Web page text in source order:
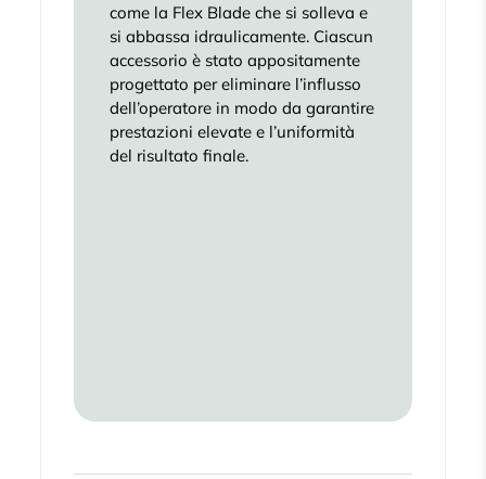
come la Flex Blade che si solleva e
si abbassa idraulicamente. Ciascun
accessorio è stato appositamente
progettato per eliminare l’influsso
dell’operatore in modo da garantire
prestazioni elevate e l’uniformità
del risultato finale.